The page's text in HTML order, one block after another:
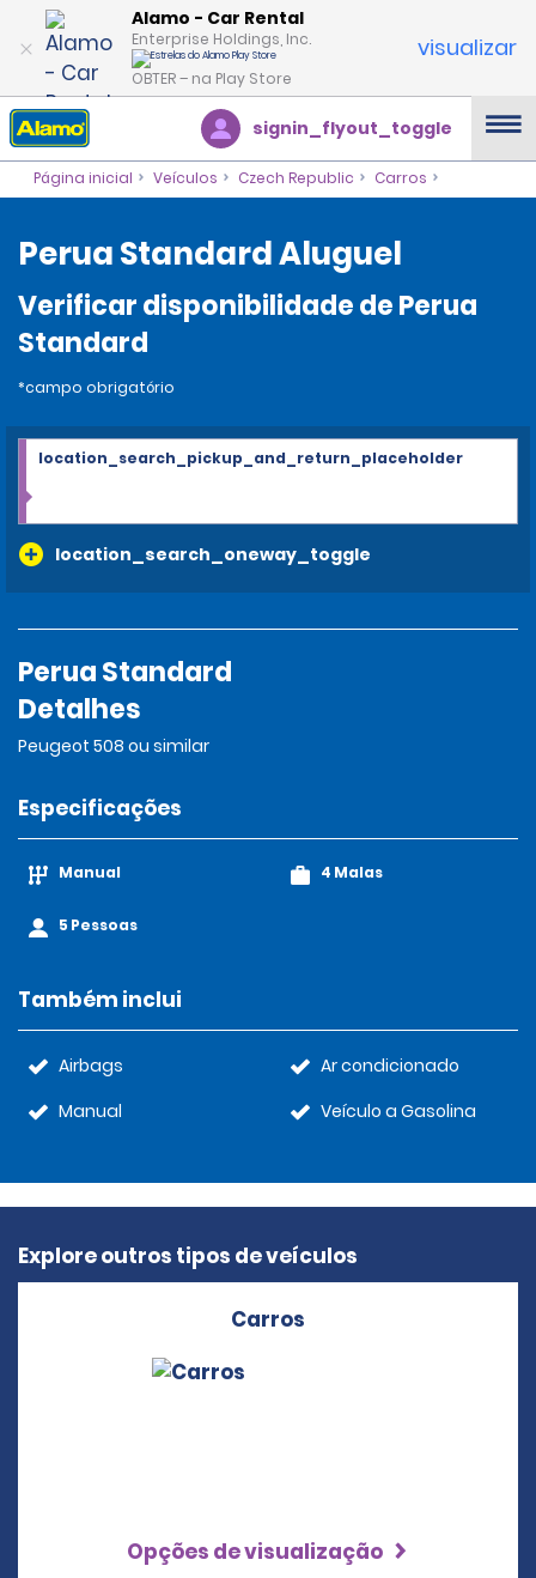
Alamo - Car Rental
Enterprise Holdings, Inc.
OBTER – na Play Store
visualizar
signin_flyout_toggle
Página inicial Veículos Czech Republic Carros
Perua Standard Aluguel
Verificar disponibilidade de Perua
Standard
*campo obrigatório
location_search_oneway_toggle
location_search_pickup_and_return_placeholder
Perua Standard
Detalhes
Peugeot 508 ou similar
Especificações
Manual
5 Pessoas
4 Malas
Também inclui
Airbags
Manual
Ar condicionado
Veículo a Gasolina
Explore outros tipos de veículos
Carros
Opções de visualização